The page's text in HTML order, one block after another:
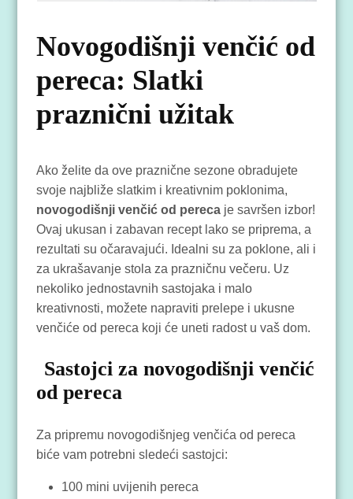
Novogodišnji venčić od
pereca: Slatki
praznični užitak
Ako želite da ove praznične sezone obradujete
svoje najbliže slatkim i kreativnim poklonima,
novogodišnji venčić od pereca je savršen izbor!
Ovaj ukusan i zabavan recept lako se priprema, a
rezultati su očaravajući. Idealni su za poklone, ali i
za ukrašavanje stola za prazničnu večeru. Uz
nekoliko jednostavnih sastojaka i malo
kreativnosti, možete napraviti prelepe i ukusne
venčiće od pereca koji će uneti radost u vaš dom.
Sastojci za novogodišnji venčić
od pereca
Za pripremu novogodišnjeg venčića od pereca
biće vam potrebni sledeći sastojci:
100 mini uvijenih pereca